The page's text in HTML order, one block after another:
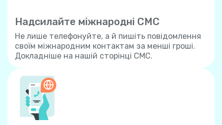
Надсилайте міжнародні СМС
Не лише телефонуйте, а й пишіть повідомлення
своїм міжнародним контактам за менші гроші.
Докладніше на нашій сторінці СМС.